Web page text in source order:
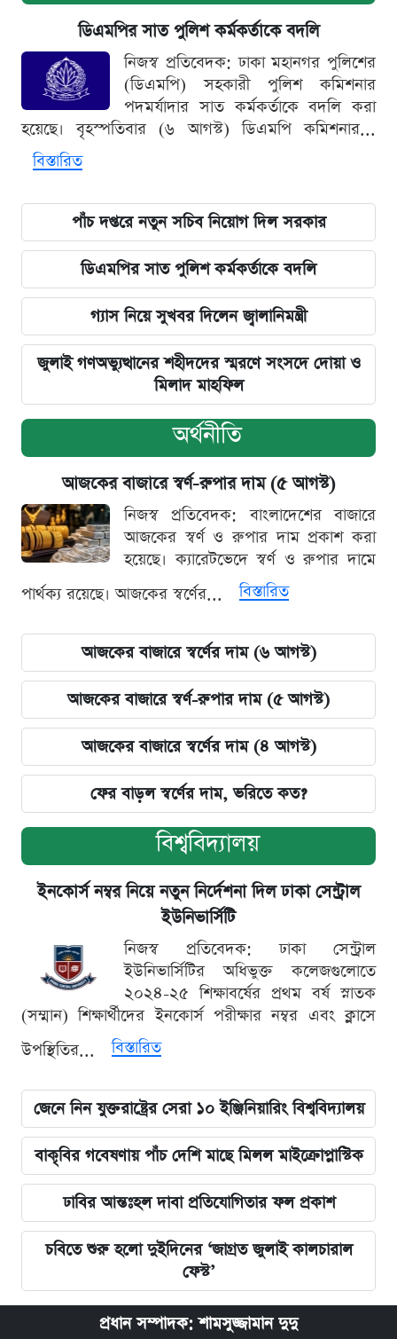
ডিএমপির সাত পুলিশ কর্মকর্তাকে বদলি
নিজস্ব প্রতিবেদক: ঢাকা মহানগর পুলিশের
(ডিএমপি) সহকারী পুলিশ কমিশনার
পদমর্যাদার সাত কর্মকর্তাকে বদলি করা
হয়েছে। বৃহস্পতিবার (৬ আগস্ট) ডিএমপি কমিশনার...
বিস্তারিত
পাঁচ দপ্তরে নতুন সচিব নিয়োগ দিল সরকার
ডিএমপির সাত পুলিশ কর্মকর্তাকে বদলি
গ্যাস নিয়ে সুখবর দিলেন জ্বালানিমন্ত্রী
জুলাই গণঅভ্যুত্থানের শহীদদের স্মরণে সংসদে দোয়া ও
মিলাদ মাহফিল
অর্থনীতি
আজকের বাজারে স্বর্ণ-রুপার দাম (৫ আগস্ট)
নিজস্ব প্রতিবেদক: বাংলাদেশের বাজারে
আজকের স্বর্ণ ও রুপার দাম প্রকাশ করা
হয়েছে। ক্যারেটভেদে স্বর্ণ ও রুপার দামে
পার্থক্য রয়েছে। আজকের স্বর্ণের...
বিস্তারিত
আজকের বাজারে স্বর্ণের দাম (৬ আগস্ট)
আজকের বাজারে স্বর্ণ-রুপার দাম (৫ আগস্ট)
আজকের বাজারে স্বর্ণের দাম (৪ আগস্ট)
ফের বাড়ল স্বর্ণের দাম, ভরিতে কত?
বিশ্ববিদ্যালয়
ইনকোর্স নম্বর নিয়ে নতুন নির্দেশনা দিল ঢাকা সেন্ট্রাল
ইউনিভার্সিটি
নিজস্ব প্রতিবেদক: ঢাকা সেন্ট্রাল
ইউনিভার্সিটির অধিভুক্ত কলেজগুলোতে
২০২৪-২৫ শিক্ষাবর্ষের প্রথম বর্ষ স্নাতক
(সম্মান) শিক্ষার্থীদের ইনকোর্স পরীক্ষার নম্বর এবং ক্লাসে
উপস্থিতির...
বিস্তারিত
জেনে নিন যুক্তরাষ্ট্রের সেরা ১০ ইঞ্জিনিয়ারিং বিশ্ববিদ্যালয়
বাকৃবির গবেষণায় পাঁচ দেশি মাছে মিলল মাইক্রোপ্লাস্টিক
ঢাবির আন্তঃহল দাবা প্রতিযোগিতার ফল প্রকাশ
চবিতে শুরু হলো দুইদিনের ‘জাগ্রত জুলাই কালচারাল
ফেস্ট’
প্রধান সম্পাদক: শামসুজ্জামান দুদু